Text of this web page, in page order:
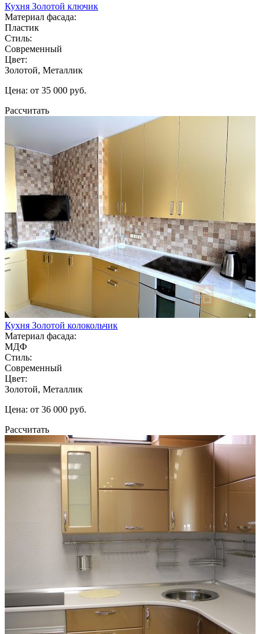
Кухня Золотой ключик
Материал фасада:
Пластик
Стиль:
Современный
Цвет:
Золотой, Металлик
Цена: от 35 000 руб.
Рассчитать
Кухня Золотой колокольчик
Материал фасада:
МДФ
Стиль:
Современный
Цвет:
Золотой, Металлик
Цена: от 36 000 руб.
Рассчитать